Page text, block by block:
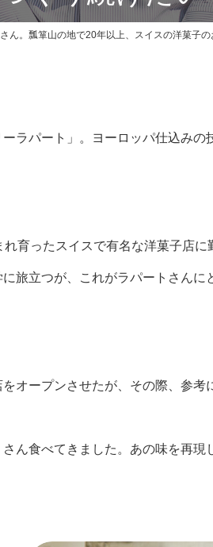
ん。瓢箪山の地で20年以上、スイスの洋菓子の
ラパート」。ヨーロッパ仕込み
育ったスイスで有名な洋菓子店
旅立つが、これがラパートさん
オープンさせたが、その際、参
ん食べてきました。あの味を再